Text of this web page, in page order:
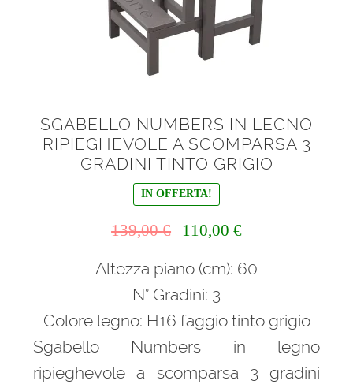
SGABELLO NUMBERS IN LEGNO
RIPIEGHEVOLE A SCOMPARSA 3
GRADINI TINTO GRIGIO
IN OFFERTA!
139,00€
originale
139,00 €.
110,00 €Il
attuale
Altezza piano (cm): 60
N° Gradini: 3
Colore legno: H16 faggio tinto grigio
Sgabello Numbers in legno
ripieghevole a scomparsa 3 gradini